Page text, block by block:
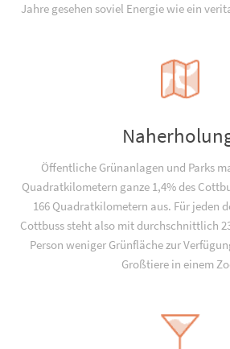
Jahre gesehen soviel Energie wie ein
Öffentliche Grünanlagen und Parks
Quadratkilometern ganze 1,4% des
166 Quadratkilometern aus. Für jeden
Cottbuss steht also mit durchschnittlich
Person weniger Grünfläche zur
Großtiere in einem